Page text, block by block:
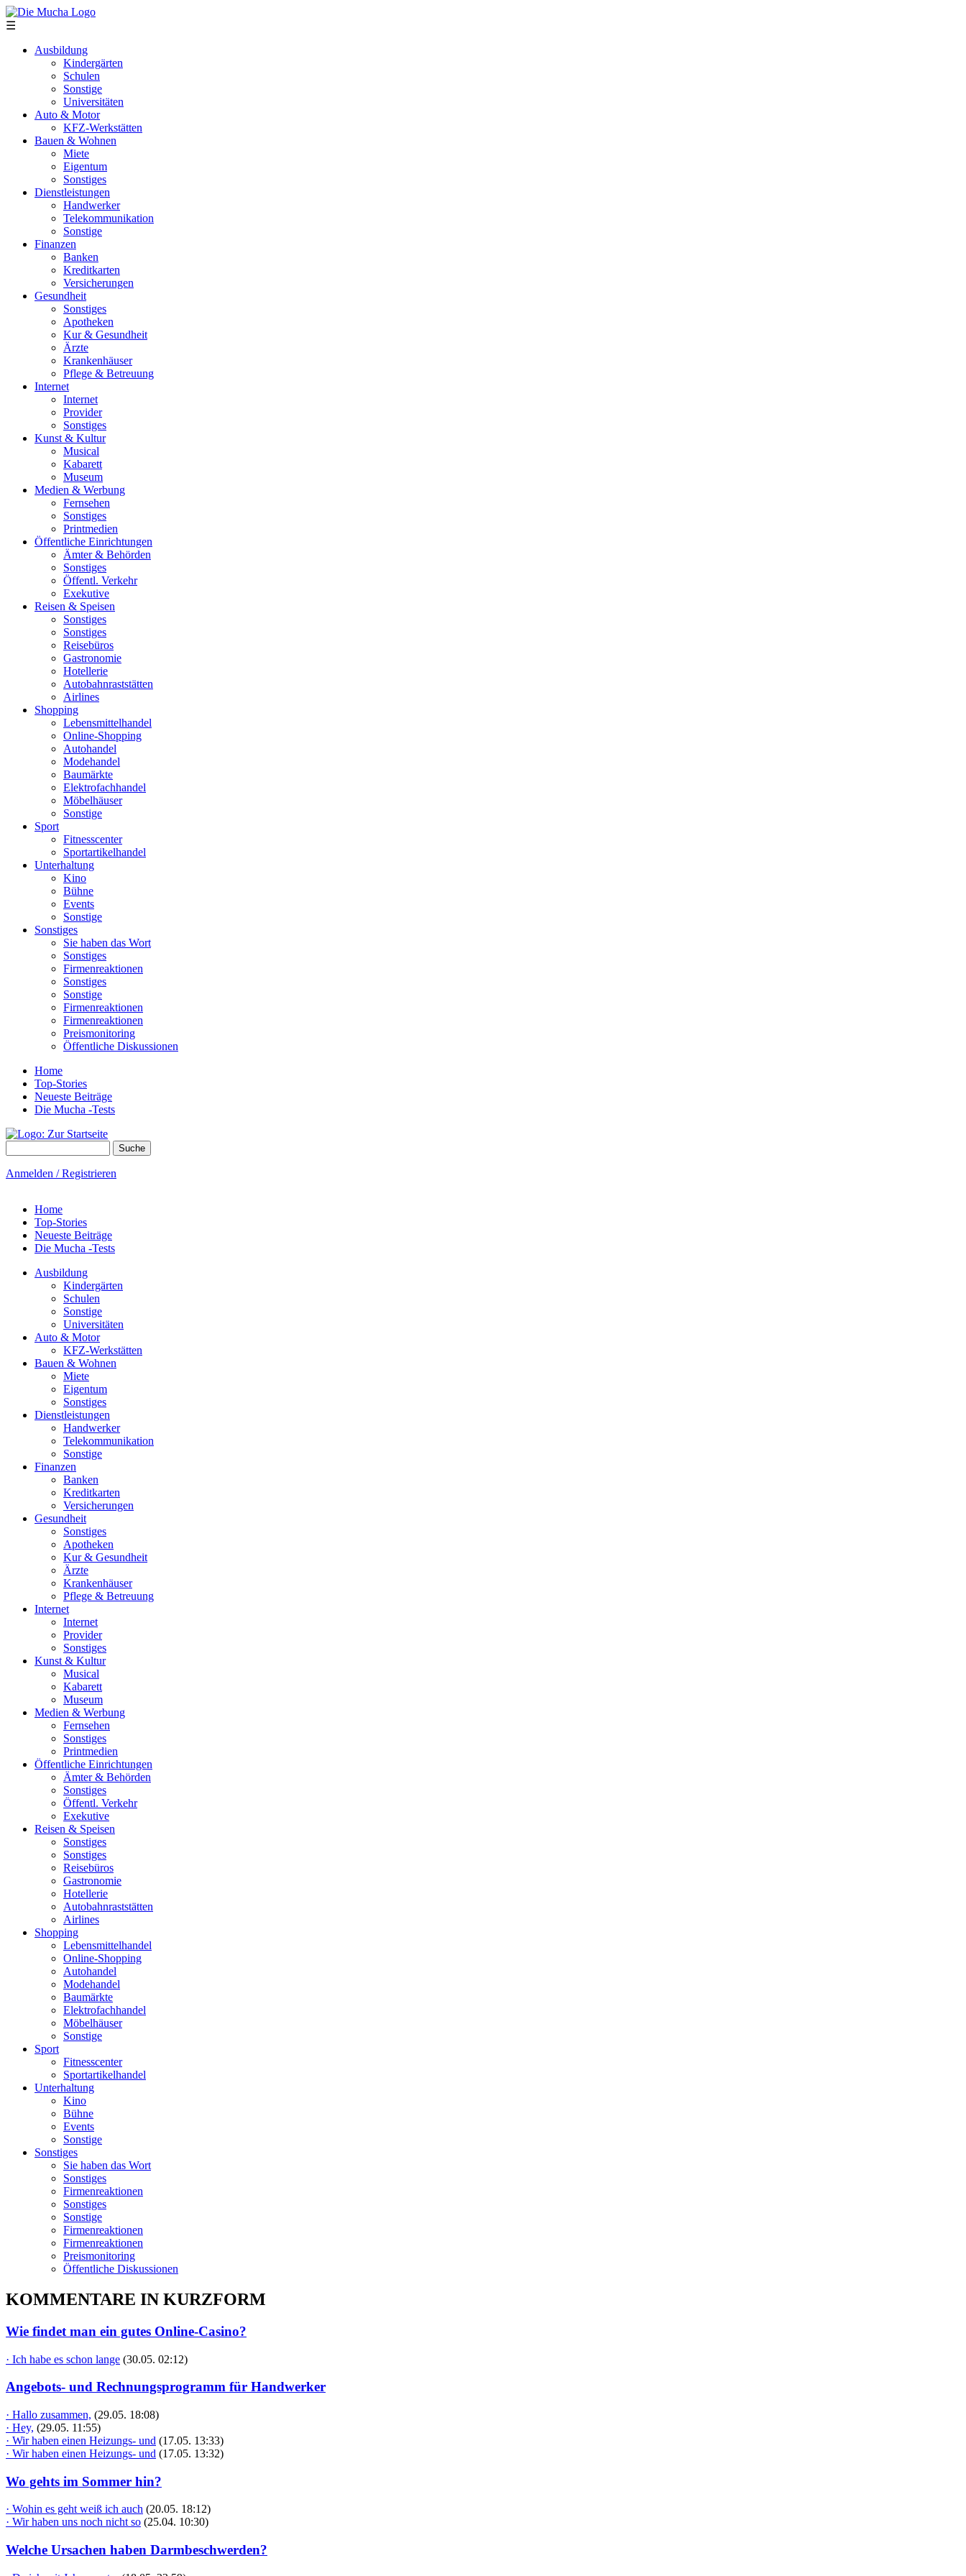
Direkt zum Inhalt
☰
Ausbildung
Kindergärten
Schulen
Sonstige
Universitäten
Auto & Motor
KFZ-Werkstätten
Bauen & Wohnen
Miete
Eigentum
Sonstiges
Dienstleistungen
Handwerker
Telekommunikation
Sonstige
Finanzen
Banken
Kreditkarten
Versicherungen
Gesundheit
Sonstiges
Apotheken
Kur & Gesundheit
Ärzte
Krankenhäuser
Pflege & Betreuung
Internet
Internet
Provider
Sonstiges
Kunst & Kultur
Musical
Kabarett
Museum
Medien & Werbung
Fernsehen
Sonstiges
Printmedien
Öffentliche Einrichtungen
Ämter & Behörden
Sonstiges
Öffentl. Verkehr
Exekutive
Reisen & Speisen
Sonstiges
Sonstiges
Reisebüros
Gastronomie
Hotellerie
Autobahnraststätten
Airlines
Shopping
Lebensmittelhandel
Online-Shopping
Autohandel
Modehandel
Baumärkte
Elektrofachhandel
Möbelhäuser
Sonstige
Sport
Fitnesscenter
Sportartikelhandel
Unterhaltung
Kino
Bühne
Events
Sonstige
Sonstiges
Sie haben das Wort
Sonstiges
Firmenreaktionen
Sonstiges
Sonstige
Firmenreaktionen
Firmenreaktionen
Preismonitoring
Öffentliche Diskussionen
Home
Top-Stories
Neueste Beiträge
Die Mucha -Tests
Anmelden / Registrieren
Home
Top-Stories
Neueste Beiträge
Die Mucha -Tests
Ausbildung
Kindergärten
Schulen
Sonstige
Universitäten
Auto & Motor
KFZ-Werkstätten
Bauen & Wohnen
Miete
Eigentum
Sonstiges
Dienstleistungen
Handwerker
Telekommunikation
Sonstige
Finanzen
Banken
Kreditkarten
Versicherungen
Gesundheit
Sonstiges
Apotheken
Kur & Gesundheit
Ärzte
Krankenhäuser
Pflege & Betreuung
Internet
Internet
Provider
Sonstiges
Kunst & Kultur
Musical
Kabarett
Museum
Medien & Werbung
Fernsehen
Sonstiges
Printmedien
Öffentliche Einrichtungen
Ämter & Behörden
Sonstiges
Öffentl. Verkehr
Exekutive
Reisen & Speisen
Sonstiges
Sonstiges
Reisebüros
Gastronomie
Hotellerie
Autobahnraststätten
Airlines
Shopping
Lebensmittelhandel
Online-Shopping
Autohandel
Modehandel
Baumärkte
Elektrofachhandel
Möbelhäuser
Sonstige
Sport
Fitnesscenter
Sportartikelhandel
Unterhaltung
Kino
Bühne
Events
Sonstige
Sonstiges
Sie haben das Wort
Sonstiges
Firmenreaktionen
Sonstiges
Sonstige
Firmenreaktionen
Firmenreaktionen
Preismonitoring
Öffentliche Diskussionen
KOMMENTARE IN KURZFORM
Wie findet man ein gutes Online-Casino?
· Ich habe es schon lange (30.05. 02:12)
Angebots- und Rechnungsprogramm für Handwerker
· Hallo zusammen, (29.05. 18:08)
· Hey, (29.05. 11:55)
· Wir haben einen Heizungs- und (17.05. 13:33)
· Wir haben einen Heizungs- und (17.05. 13:32)
Wo gehts im Sommer hin?
· Wohin es geht weiß ich auch (20.05. 18:12)
· Wir haben uns noch nicht so (25.04. 10:30)
Welche Ursachen haben Darmbeschwerden?